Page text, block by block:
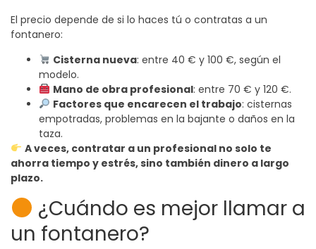
El precio depende de si lo haces tú o contratas a un
fontanero:
Cisterna nueva: entre 40 € y 100 €, según el
modelo.
Mano de obra profesional: entre 70 € y 120 €.
Factores que encarecen el trabajo: cisternas
empotradas, problemas en la bajante o daños en la
taza.
A veces, contratar a un profesional no solo te
ahorra tiempo y estrés, sino también dinero a largo
plazo.
¿Cuándo es mejor llamar a
un fontanero?